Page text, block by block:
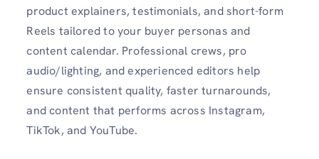
product explainers, testimonials, and short-form
Reels tailored to your buyer personas and
content calendar. Professional crews, pro
audio/lighting, and experienced editors help
ensure consistent quality, faster turnarounds,
and content that performs across Instagram,
TikTok, and YouTube.